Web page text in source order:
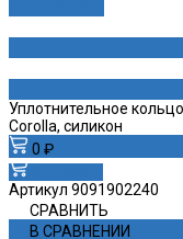
Уплотнительное
Corolla, силикон
0 ₽
Артикул 9091902240
СРАВНИТЬ
В СРАВНЕНИИ